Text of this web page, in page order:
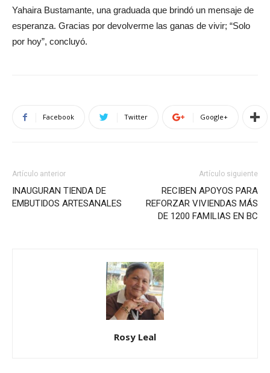
Yahaira Bustamante, una graduada que brindó un mensaje de
esperanza. Gracias por devolverme las ganas de vivir; “Solo
por hoy”, concluyó.
Facebook Twitter Google+
Artículo anterior
INAUGURAN TIENDA DE
EMBUTIDOS ARTESANALES
Artículo siguiente
RECIBEN APOYOS PARA
REFORZAR VIVIENDAS MÁS
DE 1200 FAMILIAS EN BC
Rosy Leal